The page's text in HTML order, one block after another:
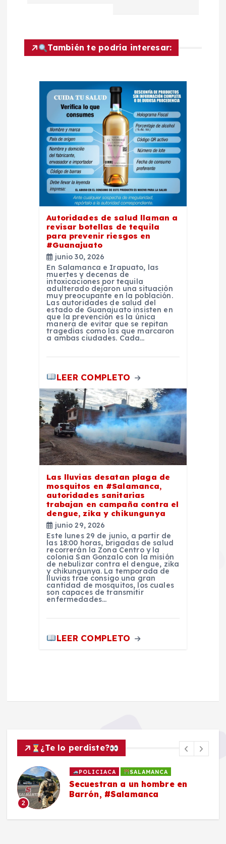
ó
También te podría interesar:
Autoridades de salud llaman a
revisar botellas de tequila
para prevenir riesgos en
#Guanajuato
junio 30, 2026
En Salamanca e Irapuato, las
muertes y decenas de
intoxicaciones por tequila
adulterado dejaron una situación
muy preocupante en la población.
Las autoridades de salud del
estado de Guanajuato insisten en
que la prevención es la única
manera de evitar que se repitan
tragedias como las que marcaron
a ambas ciudades. Cada…
LEER COMPLETO
Las lluvias desatan plaga de
mosquitos en #Salamanca,
autoridades sanitarias
trabajan en campaña contra el
dengue, zika y chikungunya
junio 29, 2026
Este lunes 29 de junio, a partir de
las 18:00 horas, brigadas de salud
recorrerán la Zona Centro y la
colonia San Gonzalo con la misión
de nebulizar contra el dengue, zika
y chikungunya. La temporada de
lluvias trae consigo una gran
cantidad de mosquitos, los cuales
son capaces de transmitir
enfermedades…
LEER COMPLETO
¿Te lo perdiste?
2
POLICIACA SALAMANCA
Secuestran a un hombre en
Barrón, #Salamanca